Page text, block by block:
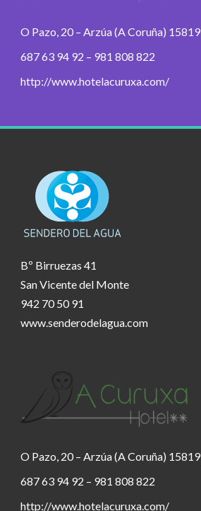
O Pazo, 20 – Arzúa (A Coruña) 15819
687 63 94 92 – 981 808 822
http://www.hotelacuruxa.com/
Bº Birruezas 41
San Vicente del Monte
942 70 50 91
www.senderodelagua.com
O Pazo, 20 – Arzúa (A Coruña) 15819
687 63 94 92 – 981 808 822
http://www.hotelacuruxa.com/